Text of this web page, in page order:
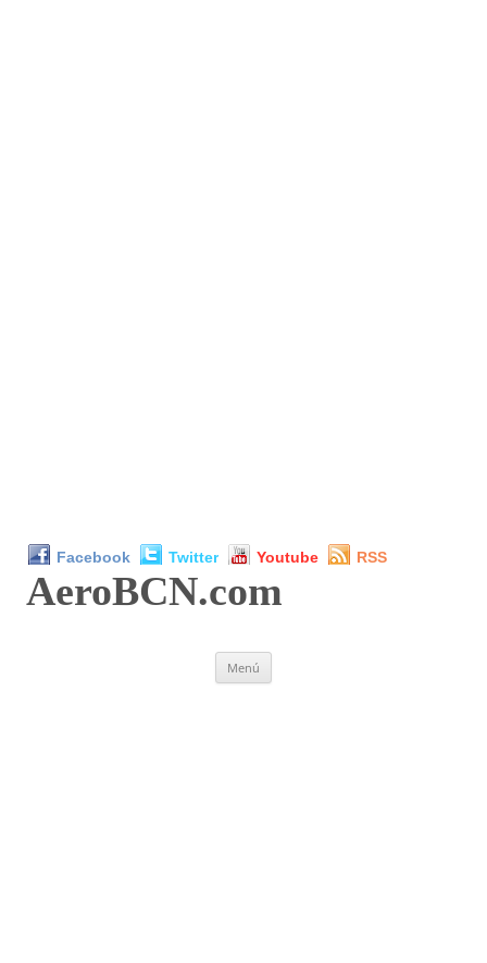
Facebook Twitter Youtube RSS
AeroBCN.com
Menú